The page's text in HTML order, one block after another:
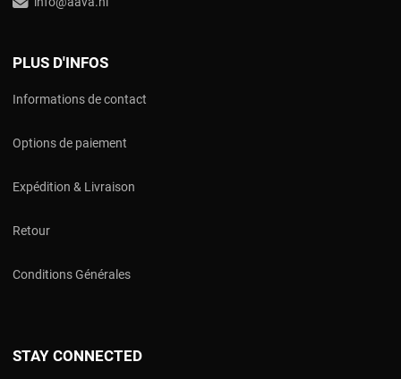
PLUS D'INFOS
Informations de contact
Options de paiement
Expédition & Livraison
Retour
Conditions Générales
STAY CONNECTED